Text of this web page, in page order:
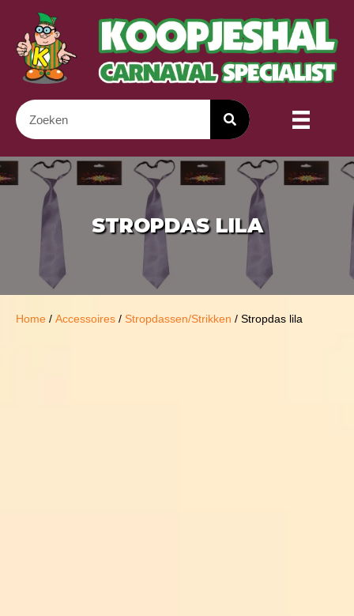
STROPDAS LILA
Home / Accessoires / Stropdassen/Strikken / Stropdas lila